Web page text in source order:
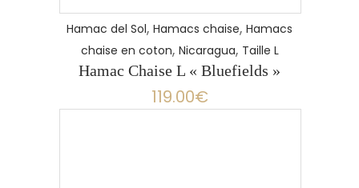
Hamac del Sol, Hamacs chaise, Hamacs
chaise en coton, Nicaragua, Taille L
Hamac Chaise L « Bluefields »
119.00€